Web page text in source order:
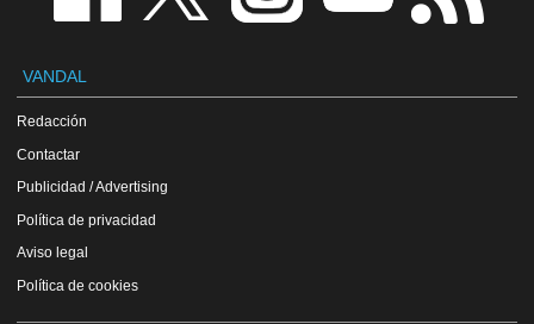
VANDAL
Redacción
Contactar
Publicidad / Advertising
Política de privacidad
Aviso legal
Política de cookies